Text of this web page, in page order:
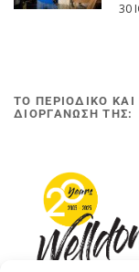
30
ΤΟ ΠΕΡΙΟΔΙΚΟ
ΔΙΟΡΓΑΝΩΣΗ ΤΗΣ: